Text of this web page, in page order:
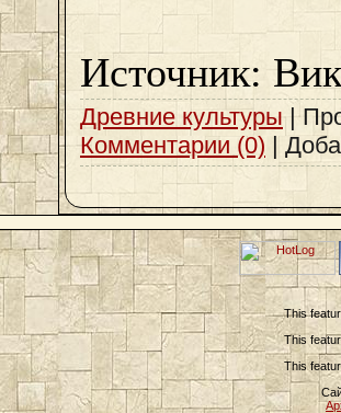
Источник:
Древние культуры|
Комментарии (0) |
This
This
This